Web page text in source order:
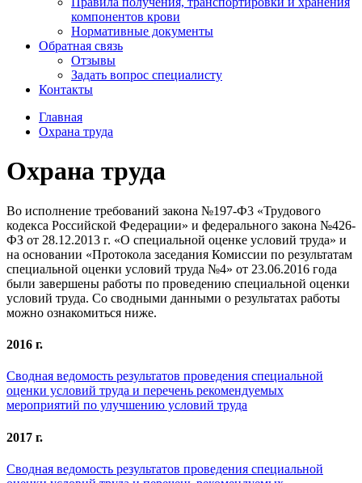
компонентов крови
Нормативные документы
Обратная связь
Отзывы
Задать вопрос специалисту
Контакты
Главная
Охрана труда
Охрана труда
Во исполнение требований закона №197-Ф3 «Трудового
кодекса Российской Федерации» и федерального закона №426-
ФЗ от 28.12.2013 г. «О специальной оценке условий труда» и
на основании «Протокола заседания Комиссии по результатам
специальной оценки условий труда №4» от 23.06.2016 года
были завершены работы по проведению специальной оценки
условий труда. Со сводными данными о результатах работы
можно ознакомиться ниже.
2016 г.
Сводная ведомость результатов проведения специальной
оценки условий труда и перечень рекомендуемых
мероприятий по улучшению условий труда
2017 г.
Сводная ведомость результатов проведения специальной